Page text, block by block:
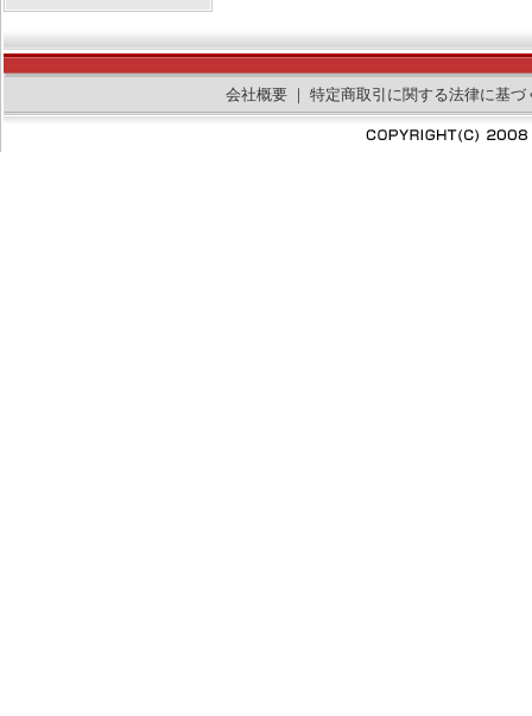
会社概要｜ 特定商取引に関する法律に基づ